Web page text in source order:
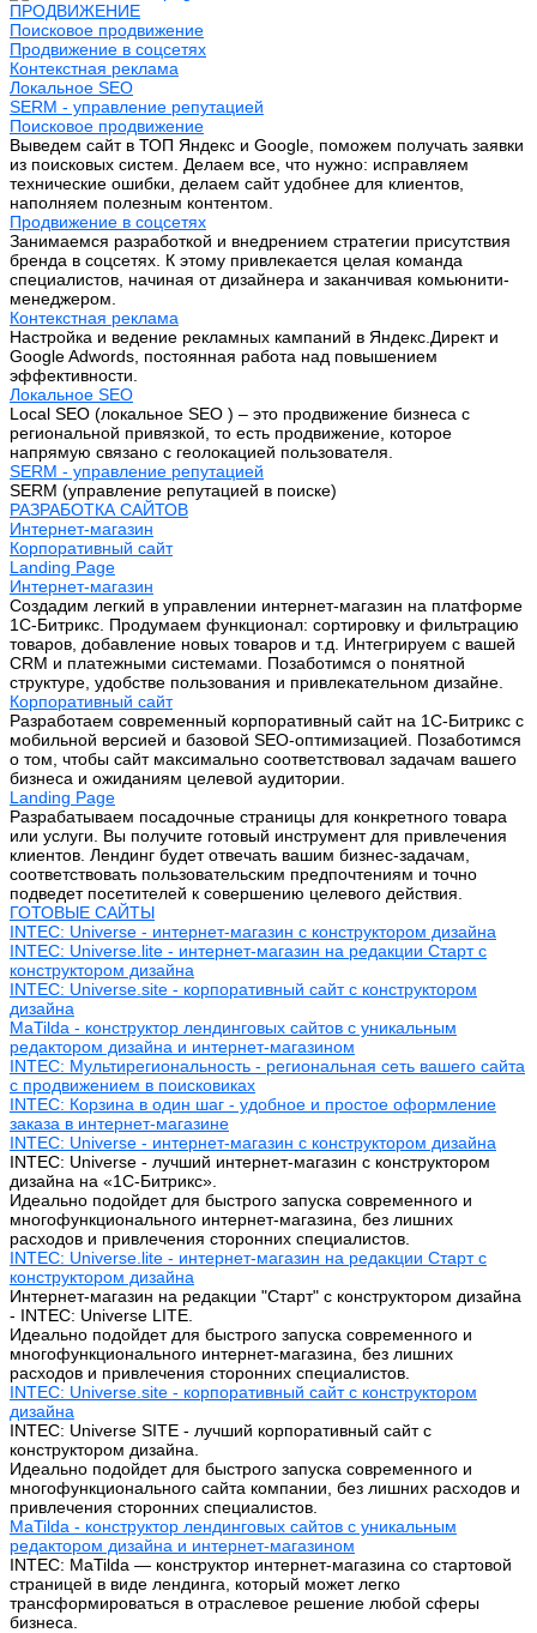
ПРОДВИЖЕНИЕ
Поисковое продвижение
Продвижение в соцсетях
Контекстная реклама
Локальное SEO
SERM - управление репутацией
Поисковое продвижение
Выведем сайт в ТОП Яндекс и Google, поможем получать заявки
из поисковых систем. Делаем все, что нужно: исправляем
технические ошибки, делаем сайт удобнее для клиентов,
наполняем полезным контентом.
Продвижение в соцсетях
Занимаемся разработкой и внедрением стратегии присутствия
бренда в соцсетях. К этому привлекается целая команда
специалистов, начиная от дизайнера и заканчивая комьюнити-
менеджером.
Контекстная реклама
Настройка и ведение рекламных кампаний в Яндекс.Директ и
Google Adwords, постоянная работа над повышением
эффективности.
Локальное SEO
Local SEO (локальное SEO ) – это продвижение бизнеса с
региональной привязкой, то есть продвижение, которое
напрямую связано с геолокацией пользователя.
SERM - управление репутацией
SERM (управление репутацией в поиске)
РАЗРАБОТКА САЙТОВ
Интернет-магазин
Корпоративный сайт
Landing Page
Интернет-магазин
Создадим легкий в управлении интернет-магазин на платформе
1С-Битрикс. Продумаем функционал: сортировку и фильтрацию
товаров, добавление новых товаров и т.д. Интегрируем с вашей
CRM и платежными системами. Позаботимся о понятной
структуре, удобстве пользования и привлекательном дизайне.
Корпоративный сайт
Разработаем современный корпоративный сайт на 1С-Битрикс с
мобильной версией и базовой SEO-оптимизацией. Позаботимся
о том, чтобы сайт максимально соответствовал задачам вашего
бизнеса и ожиданиям целевой аудитории.
Landing Page
Разрабатываем посадочные страницы для конкретного товара
или услуги. Вы получите готовый инструмент для привлечения
клиентов. Лендинг будет отвечать вашим бизнес-задачам,
соответствовать пользовательским предпочтениям и точно
подведет посетителей к совершению целевого действия.
ГОТОВЫЕ САЙТЫ
INTEC: Universe - интернет-магазин с конструктором дизайна
INTEC: Universe.lite - интернет-магазин на редакции Старт с
конструктором дизайна
INTEC: Universe.site - корпоративный сайт с конструктором
дизайна
MaTilda - конструктор лендинговых сайтов с уникальным
редактором дизайна и интернет-магазином
INTEC: Мультирегиональность - региональная сеть вашего сайта
с продвижением в поисковиках
INTEC: Корзина в один шаг - удобное и простое оформление
заказа в интернет-магазине
INTEC: Universe - интернет-магазин с конструктором дизайна
INTEC: Universe - лучший интернет-магазин с конструктором
дизайна на «1C-Битрикс».
Идеально подойдет для быстрого запуска современного и
многофункционального интернет-магазина, без лишних
расходов и привлечения сторонних специалистов.
INTEC: Universe.lite - интернет-магазин на редакции Старт с
конструктором дизайна
Интернет-магазин на редакции "Старт" с конструктором дизайна
- INTEC: Universe LITE.
Идеально подойдет для быстрого запуска современного и
многофункционального интернет-магазина, без лишних
расходов и привлечения сторонних специалистов.
INTEC: Universe.site - корпоративный сайт с конструктором
дизайна
INTEC: Universe SITE - лучший корпоративный сайт с
конструктором дизайна.
Идеально подойдет для быстрого запуска современного и
многофункционального сайта компании, без лишних расходов и
привлечения сторонних специалистов.
MaTilda - конструктор лендинговых сайтов с уникальным
редактором дизайна и интернет-магазином
INTEC: MaTilda — конструктор интернет-магазина со стартовой
страницей в виде лендинга, который может легко
трансформироваться в отраслевое решение любой сферы
бизнеса.